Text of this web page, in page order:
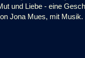
und Liebe - eine
Jona Mues, mit Musik.